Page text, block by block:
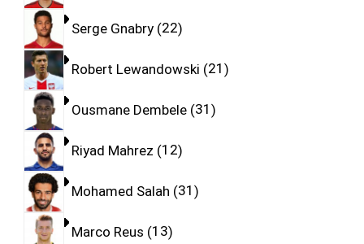
Serge Gnabry 22
Robert Lewandowski 21
Ousmane Dembele 31
Riyad Mahrez 12
Mohamed Salah 31
Marco Reus 13